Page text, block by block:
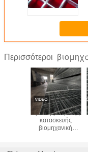
Περισσότεροι
Προσαρμοσμένης
κατασκευής
βιομηχανική